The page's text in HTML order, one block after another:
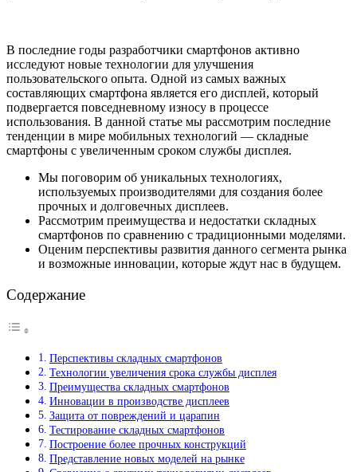
В последние годы разработчики смартфонов активно
исследуют новые технологии для улучшения
пользовательского опыта. Одной из самых важных
составляющих смартфона является его дисплей, который
подвергается повседневному износу в процессе
использования. В данной статье мы рассмотрим последние
тенденции в мире мобильных технологий — складные
смартфоны с увеличенным сроком службы дисплея.
Мы поговорим об уникальных технологиях,
используемых производителями для создания более
прочных и долговечных дисплеев.
Рассмотрим преимущества и недостатки складных
смартфонов по сравнению с традиционными моделями.
Оценим перспективы развития данного сегмента рынка
и возможные инновации, которые ждут нас в будущем.
Содержание
Перспективы складных смартфонов
Технологии увеличения срока службы дисплея
Преимущества складных смартфонов
Инновации в производстве дисплеев
Защита от повреждений и царапин
Тестирование складных смартфонов
Построение более прочных конструкций
Представление новых моделей на рынке